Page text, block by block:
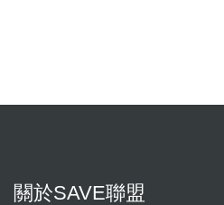
關於SAVE聯盟